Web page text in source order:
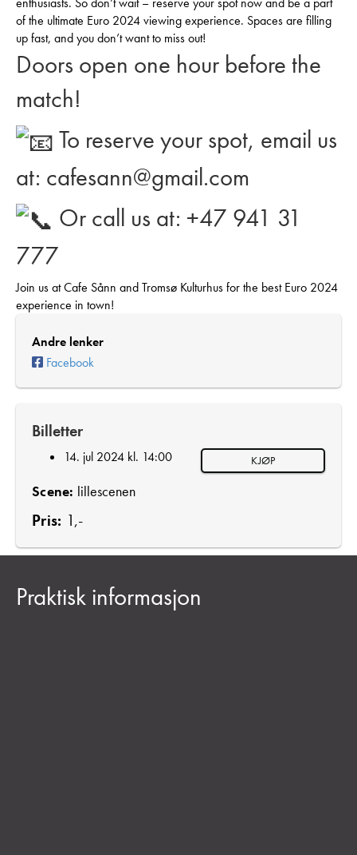
of the ultimate Euro 2024 viewing experience. Spaces are filling
up fast, and you don’t want to miss out!
Doors open one hour before the
match!
To reserve your spot, email us
at: cafesann@gmail.com
Or call us at: +47 941 31
777
Join us at Cafe Sånn and Tromsø Kulturhus for the best Euro 2024
experience in town!
Andre lenker
Facebook
Billetter
14. jul 2024 kl. 14:00 KJØP
Scene: lillescenen
Pris: 1,-
Praktisk informasjon